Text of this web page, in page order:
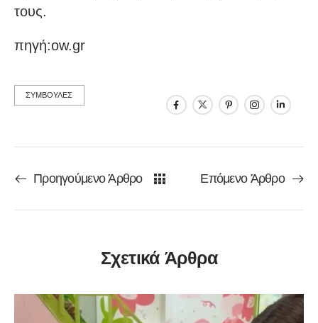
τους.
πηγή:ow.gr
ΣΥΜΒΟΥΛΕΣ
Προηγούμενο Άρθρο Επόμενο Άρθρο
Σχετικά Άρθρα